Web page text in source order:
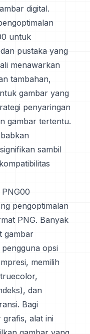
digital.
untuk
pustaka yang
menawarkan
tambahan,
gambar yang
penyaringan
gambar tertentu.
sambil
pengoptimalan
PNG. Banyak
gambar
opsi
memilih
dan
Bagi
grafis, alat ini